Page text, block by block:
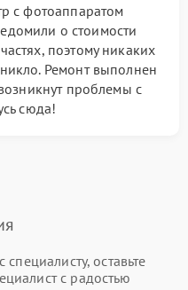
с фотоаппаратом
о стоимости
поэтому никаких
Ремонт выполнен
проблемы с
сюда!
специалисту, оставьте
с радостью